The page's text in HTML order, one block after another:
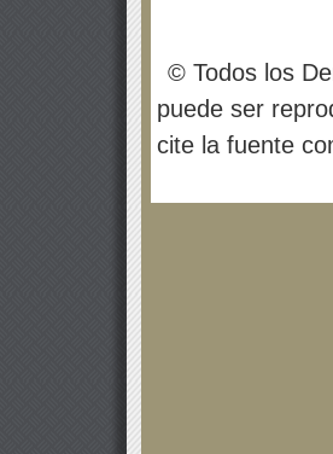
© Todos los
puede ser
cite la fuente